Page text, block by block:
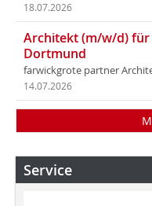
18.07.2026
Architekt (m/w/d) für
Dortmund
farwickgrote partner
14.07.2026
Service